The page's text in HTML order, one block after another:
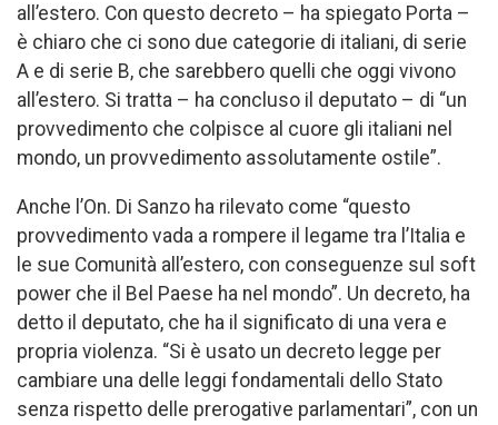
all’estero. Con questo decreto – ha spiegato Porta –
è chiaro che ci sono due categorie di italiani, di serie
A e di serie B, che sarebbero quelli che oggi vivono
all’estero. Si tratta – ha concluso il deputato – di “un
provvedimento che colpisce al cuore gli italiani nel
mondo, un provvedimento assolutamente ostile”.
Anche l’On. Di Sanzo ha rilevato come “questo
provvedimento vada a rompere il legame tra l’Italia e
le sue Comunità all’estero, con conseguenze sul soft
power che il Bel Paese ha nel mondo”. Un decreto, ha
detto il deputato, che ha il significato di una vera e
propria violenza. “Si è usato un decreto legge per
cambiare una delle leggi fondamentali dello Stato
senza rispetto delle prerogative parlamentari”, con un